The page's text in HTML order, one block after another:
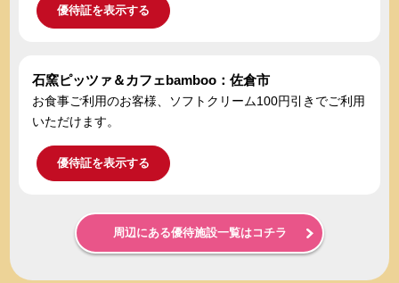
優待証を表示する
石窯ピッツァ＆カフェbamboo：佐倉市
お食事ご利用のお客様、ソフトクリーム100円引きでご利用
いただけます。
優待証を表示する
周辺にある優待施設一覧はコチラ